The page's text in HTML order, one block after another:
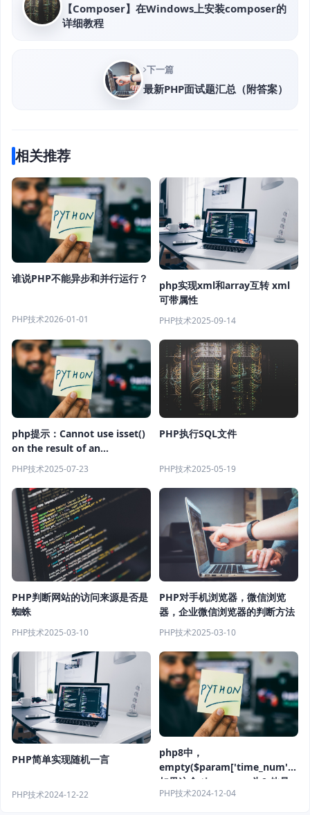
【Composer】在Windows上安装composer的
详细教程
下一篇
最新PHP面试题汇总（附答案）
相关推荐
谁说PHP不能异步和并行运行？
PHP技术2026-01-01
php实现xml和array互转 xml
可带属性
PHP技术2025-09-14
php提示：Cannot use isset()
on the result of an
expression (you can use
"null !== expression"
instead)
PHP技术2025-07-23
PHP执行SQL文件
PHP技术2025-05-19
PHP判断网站的访问来源是否是
蜘蛛
PHP技术2025-03-10
PHP对手机浏览器，微信浏览
器，企业微信浏览器的判断方法
PHP技术2025-03-10
PHP简单实现随机一言
PHP技术2024-12-22
php8中，
empty($param['time_num'])
如果这个 time_num 为0 他是
真还是假？
PHP技术2024-12-04